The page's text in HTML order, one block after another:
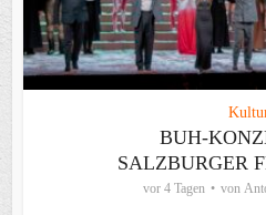
BUH-
SALZBURGER
vor 4 Tagen von